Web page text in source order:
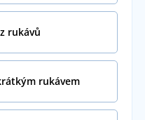
rukávů
rukávem